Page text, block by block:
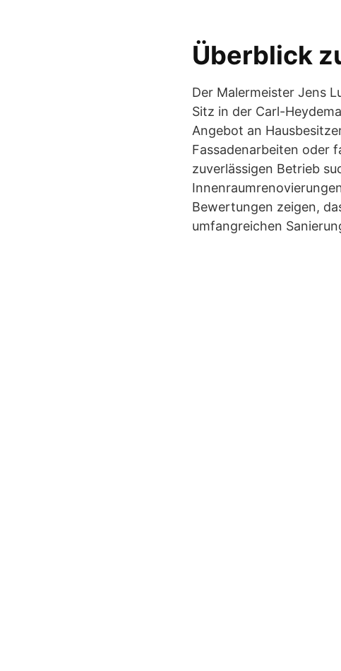
Überblick
Der Malermeister Jens
Sitz in der Carl-
Angebot an
Fassadenarbeiten oder
zuverlässigen Betrieb
Bewertungen zeigen,
umfangreichen